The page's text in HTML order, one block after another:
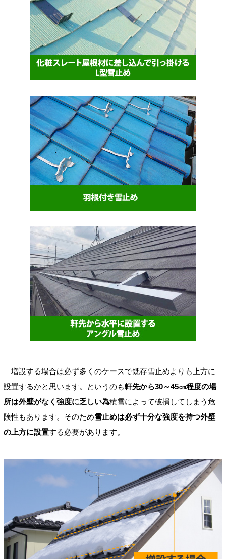
増設する場合は必ず多くのケースで既存雪止めよりも上方に
設置するかと思います。というのも軒先から30～45㎝程度の場
所は外壁がなく強度に乏しい為積雪によって破損してしまう危
険性もあります。そのため雪止めは必ず十分な強度を持つ外壁
の上方に設置する必要があります。